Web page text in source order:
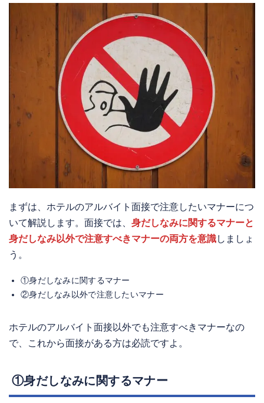
まずは、ホテルのアルバイト面接で注意したいマナーにつ
いて解説します。面接では、 身だしなみに関するマナーと
身だしなみ以外で注意すべきマナーの両方を意識しましょ
う。
①身だしなみに関するマナー
②身だしなみ以外で注意したいマナー
ホテルのアルバイト面接以外でも注意すべきマナーなの
で、これから面接がある方は必読ですよ。
①身だしなみに関するマナー